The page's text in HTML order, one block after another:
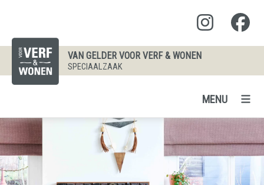
VAN GELDER VOOR VERF & WONEN
SPECIAALZAAK
MENU